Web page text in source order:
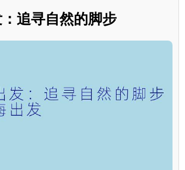
追寻自然的脚步